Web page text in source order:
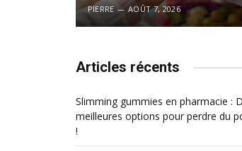
PIERRE AOÛT 7, 2026
Articles récents
Slimming gummies en pharmacie :
meilleures options pour perdre du
!